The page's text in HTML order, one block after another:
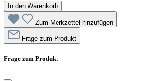
In den Warenkorb
Zum Merkzettel hinzufügen
Frage zum Produkt
Frage zum Produkt